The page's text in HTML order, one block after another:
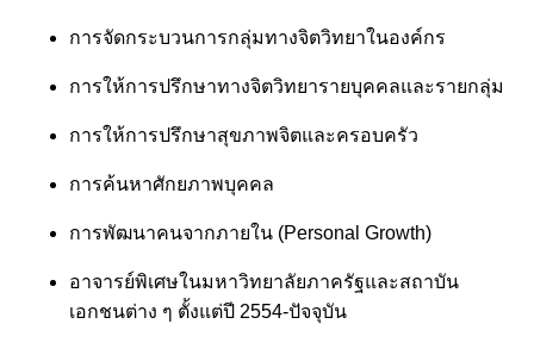
การจัดกระบวนการกลุ่มทางจิตวิทยาในองค์กร
การให้การปรึกษาทางจิตวิทยารายบุคคลและรายกลุ่ม
การให้การปรึกษาสุขภาพจิตและครอบครัว
การค้นหาศักยภาพบุคคล
การพัฒนาคนจากภายใน (Personal Growth)
อาจารย์พิเศษในมหาวิทยาลัยภาครัฐและสถาบัน
เอกชนต่าง ๆ ตั้งแต่ปี 2554-ปัจจุบัน